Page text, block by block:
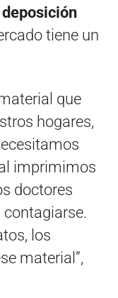
tiene un
que
hogares,
imprimimos
doctores
los
material”,